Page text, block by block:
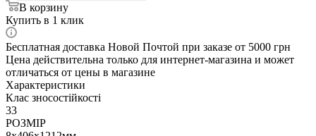
В корзину
Купить в 1 клик
Бесплатная доставка Новой Почтой при заказе от 5000 грн
Цена действительна только для интернет-магазина и может
отличаться от цены в магазине
Характеристики
Клас зносостійкості
33
РОЗМІР